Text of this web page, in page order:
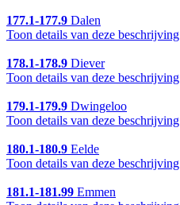
177.1-177.9 Dalen
Toon details van deze beschrijving
178.1-178.9 Diever
Toon details van deze beschrijving
179.1-179.9 Dwingeloo
Toon details van deze beschrijving
180.1-180.9 Eelde
Toon details van deze beschrijving
181.1-181.99 Emmen